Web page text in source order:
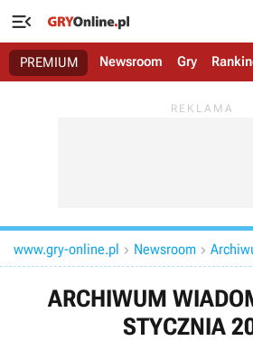

PREMIUM Newsroom Gry
www.gry-online.pl  Newsroom 
ARCHIWUM
STYCZNIA